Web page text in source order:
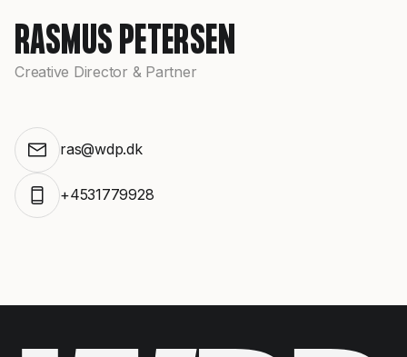
RASMUS PETERSEN
Creative Director & Partner
ras@wdp.dk
+4531779928